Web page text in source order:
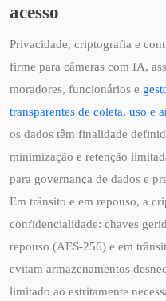
acesso
Privacidade, criptografia e
firme para câmeras com IA,
moradores, funcionários e
transparentes de coleta, uso e
os dados têm finalidade
minimização e retenção
para governança de dados e
Em trânsito e em repouso, a
confidencialidade: chaves
repouso (AES-256) e em
evitam armazenamentos
limitado ao estritamente